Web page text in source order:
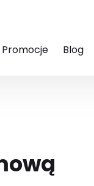
Promocje Blog